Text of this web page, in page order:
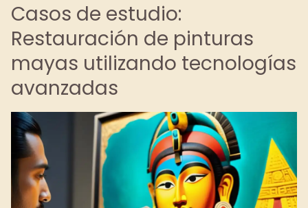
Casos de estudio:
Restauración de pinturas
mayas utilizando tecnologías
avanzadas